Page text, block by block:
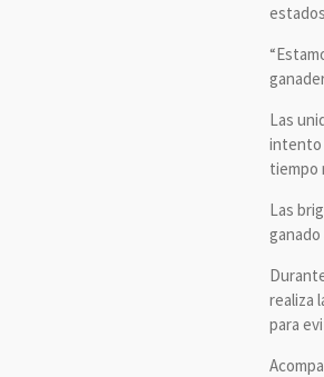
Las
intento
tiempo
Las
realiza
para